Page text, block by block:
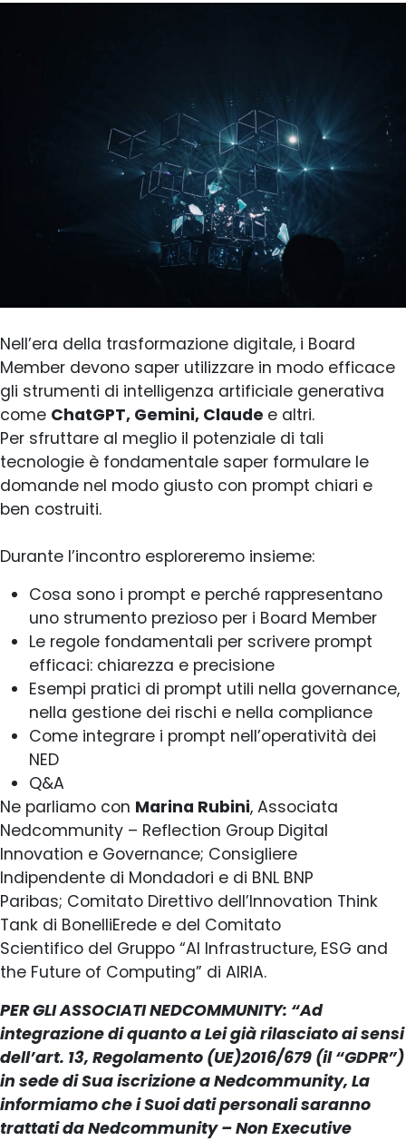
Nell’era della trasformazione digitale, i Board
Member devono saper utilizzare in modo efficace
gli strumenti di intelligenza artificiale generativa
come ChatGPT, Gemini, Claude e altri.
Per sfruttare al meglio il potenziale di tali
tecnologie è fondamentale saper formulare le
domande nel modo giusto con prompt chiari e
ben costruiti.
Durante l’incontro esploreremo insieme:
Cosa sono i prompt e perché rappresentano
uno strumento prezioso per i Board Member
Le regole fondamentali per scrivere prompt
efficaci: chiarezza e precisione
Esempi pratici di prompt utili nella governance,
nella gestione dei rischi e nella compliance
Come integrare i prompt nell’operatività dei
NED
Q&A
Ne parliamo con Marina Rubini, Associata
Nedcommunity – Reflection Group Digital
Innovation e Governance; Consigliere
Indipendente di Mondadori e di BNL BNP
Paribas; Comitato Direttivo dell’Innovation Think
Tank di BonelliErede e del Comitato
Scientifico del Gruppo “AI Infrastructure, ESG and
the Future of Computing” di AIRIA.
PER GLI ASSOCIATI NEDCOMMUNITY: “Ad
integrazione di quanto a Lei già rilasciato ai sensi
dell’art. 13, Regolamento (UE)2016/679 (il “GDPR”)
in sede di Sua iscrizione a Nedcommunity, La
informiamo che i Suoi dati personali saranno
trattati da Nedcommunity – Non Executive